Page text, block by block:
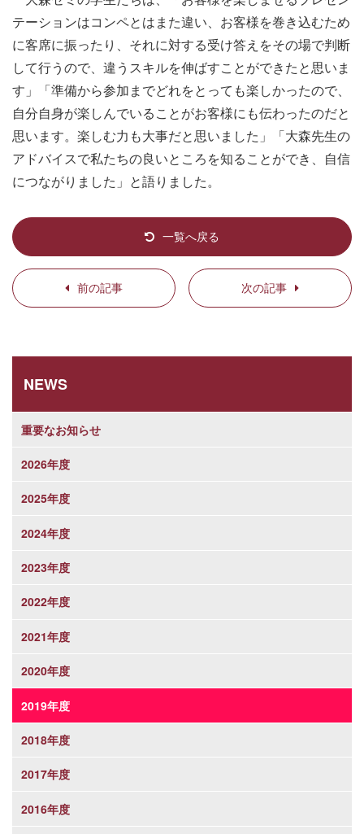
テーションはコンペとはまた違い、お客様を巻き込むため
に客席に振ったり、それに対する受け答えをその場で判断
して行うので、違うスキルを伸ばすことができたと思いま
す」「準備から参加までどれをとっても楽しかったので、
自分自身が楽しんでいることがお客様にも伝わったのだと
思います。楽しむ力も大事だと思いました」「大森先生の
アドバイスで私たちの良いところを知ることができ、自信
につながりました」と語りました。
前の記事
一覧へ戻る
次の記事
NEWS
重要なお知らせ
2026年度
2025年度
2024年度
2023年度
2022年度
2021年度
2020年度
2019年度
2018年度
2017年度
2016年度